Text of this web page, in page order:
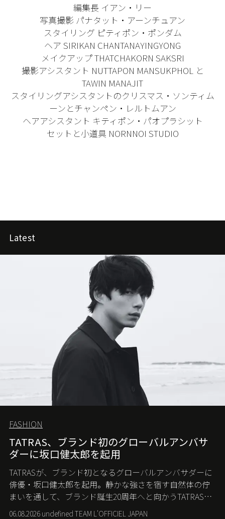
編集長 イアン・リー
写真撮影 パナタット・アーンチュアン
スタイリング ピティポン・ポンダム
ヘア SIRIKAN CHANTANAYINGYONG
メイクアップ THATCHAKORN SAKSRI
撮影アシスタント NUTTAPON MANSUKPHOL と
TAWIN MANAJIT
スタイリングアシスタントのクリスマス・ソンティム
ーンとチャンペン・レルトムアン
ヘアアシスタント キティポン・パオプラシット
セットと小道具 NORNNOI STUDIO
Latest
FASHION
TATRAS、ブランド初のグローバルアンバサ
ダーに坂口健太郎を起用
TATRASが、ブランド初となるグローバルアンバサダーに
俳優・坂口健太郎を起用。静かな強さを宿す自然体の佇
まいを通して、ブランド誕生20周年へと向かうTATRASの
新たなストーリーを発信する。
06.08.2026 undefined TEAM L'OFFICIEL JAPAN